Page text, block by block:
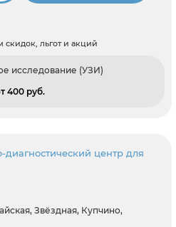
скидок, льгот и акций
исследование (УЗИ)
400 pуб.
диагностический центр для
Звёздная, Купчино,